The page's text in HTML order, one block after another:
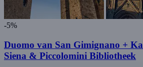
-5%
Duomo van San Gimignano +
Siena & Piccolomini Bibliotheek